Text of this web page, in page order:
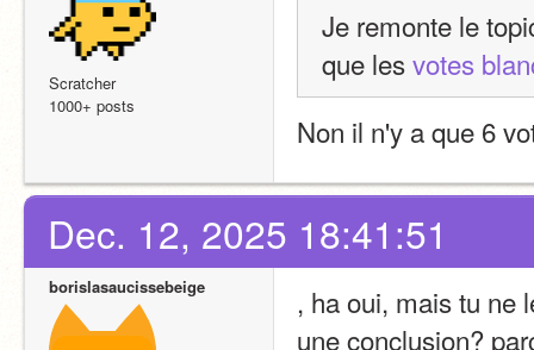
Scratcher
1000+ posts
Je remonte le
que les votes
Non il n'y a que 6
Dec. 12, 2025 18:41:51
borislasaucissebeige
, ha oui, mais tu ne
une conclusion?